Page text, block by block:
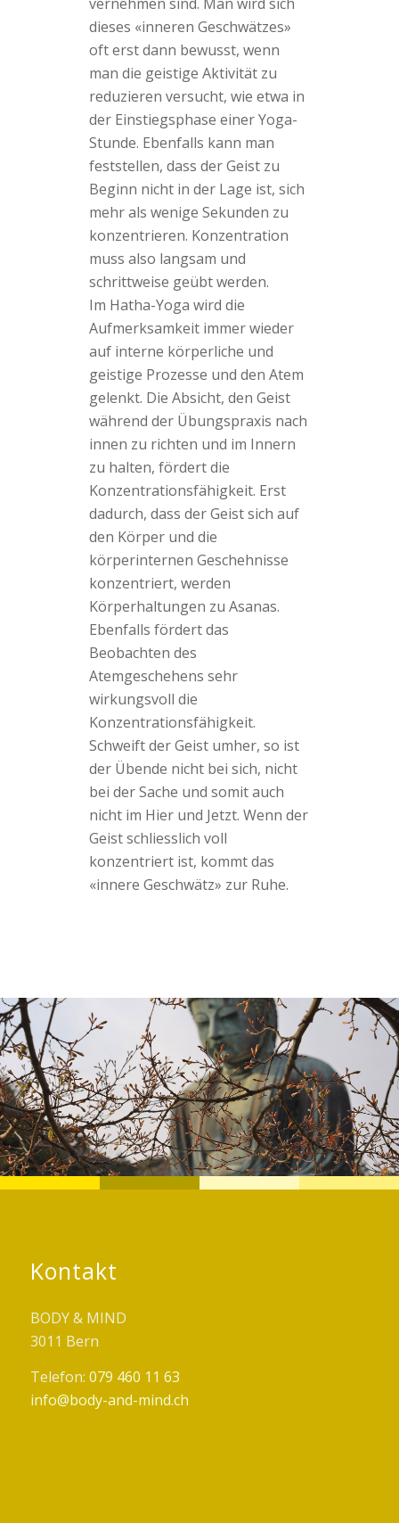
dieses «inneren Geschwätzes»
oft erst dann bewusst, wenn
man die geistige Aktivität zu
reduzieren versucht, wie etwa in
der Einstiegsphase einer Yoga-
Stunde. Ebenfalls kann man
feststellen, dass der Geist zu
Beginn nicht in der Lage ist, sich
mehr als wenige Sekunden zu
konzentrieren. Konzentration
muss also langsam und
schrittweise geübt werden.
Im Hatha-Yoga wird die
Aufmerksamkeit immer wieder
auf interne körperliche und
geistige Prozesse und den Atem
gelenkt. Die Absicht, den Geist
während der Übungspraxis nach
innen zu richten und im Innern
zu halten, fördert die
Konzentrationsfähigkeit. Erst
dadurch, dass der Geist sich auf
den Körper und die
körperinternen Geschehnisse
konzentriert, werden
Körperhaltungen zu Asanas.
Ebenfalls fördert das
Beobachten des
Atemgeschehens sehr
wirkungsvoll die
Konzentrationsfähigkeit.
Schweift der Geist umher, so ist
der Übende nicht bei sich, nicht
bei der Sache und somit auch
nicht im Hier und Jetzt. Wenn der
Geist schliesslich voll
konzentriert ist, kommt das
«innere Geschwätz» zur Ruhe.
Kontakt
BODY & MIND
3011 Bern
Telefon: 079 460 11 63
info@body-and-mind.ch